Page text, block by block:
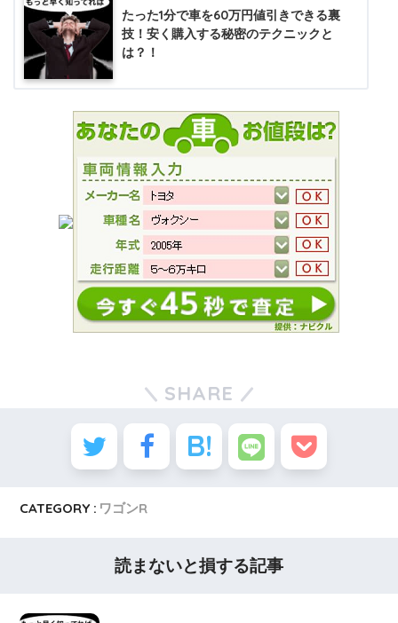
たった1分で車を60万円値引きできる裏
技！安く購入する秘密のテクニックと
は？！
SHARE
CATEGORY : ワゴンR
読まないと損する記事